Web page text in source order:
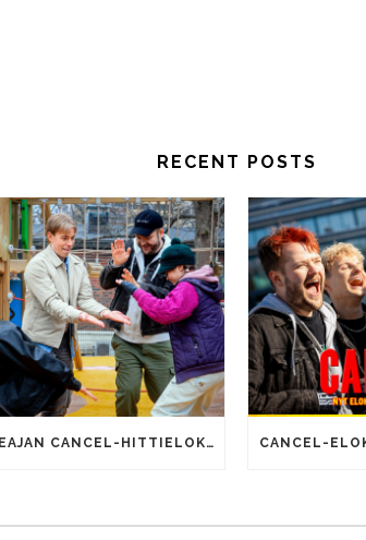
RECENT POSTS
SOMEAJAN CANCEL-HITTIELOKUVALLA 100 000 KATSOJAA!